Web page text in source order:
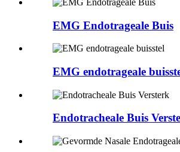
EMG Endotrageale Buis
EMG endotrageale
Endotracheale Buis